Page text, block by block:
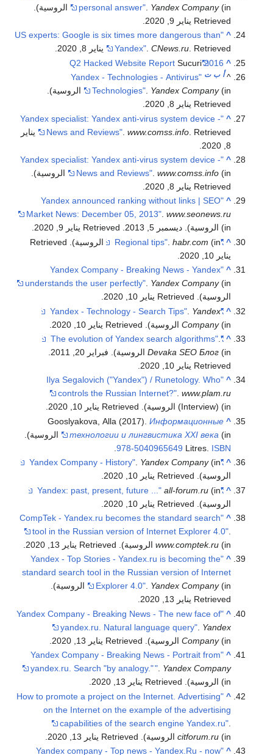
personal answer" Yandex Company(in الروسية)
.
Retrieved يناير 9, 2020
^
"US experts: Google is six times more dangerous than
Yandex".CNews.ru. Retrieved يناير 8, 2020
.
^
2016 Q2 Hacked Website Report
Sucuri
^أ ب ت
"Yandex - Technologies - Antivirus
Technologies". Yandex Company(in الروسية)
.
Retrieved يناير 8, 2020
.
^
"Yandex specialist: Yandex anti-virus system device -
News and Reviews" .www.comss.info
. Retrieved يناير
8, 2020
^
"Yandex specialist: Yandex anti-virus system device -
News and Reviews" .www.comss.info (in الروسية)
.
Retrieved يناير 8, 2020
^
"Yandex announced ranking without links | SEO
Market News: December 05, 2013".www.seonews.ru
(in الروسية). ديسمبر 5, 2013
. Retrieved يناير 9, 2020
.
^
"Regional tips"
.habr.com (in الروسية)
. Retrieved
يناير 10, 2020
^
"Yandex Company - Breaking News - Yandex
understands the user perfectly". Yandex Company(in
الروسية). Retrieved يناير 10, 2020
.
^
"Yandex - Technology - Search Tips"
Yandex
Company(in الروسية) . Retrieved يناير 10, 2020
^
"The evolution of Yandex search algorithms"
.
Devaka SEO Блог (in الروسية). فبراير 20, 2011
Retrieved يناير 10, 2020
^
"Ilya Segalovich ("Yandex") / Runetology. Who
controls the Russian Internet?".www.plam.ru
(Interview) (in الروسية)
. Retrieved يناير 10, 2020
.
^
Gooslyakova, Alla (2017).Информационные
технологии и лингвистика XXI века
(in الروسية).
Litres. ISBN
978-5040965649
.
^
"Yandex Company - History"
Yandex Company(in
الروسية). Retrieved يناير 10, 2020
^
"Yandex: past, present, future ..."
all-forum.ru (in
الروسية). Retrieved يناير 10, 2020
^
"CompTek - Yandex.ru becomes the standard search
tool in the Russian version of Internet Explorer 4.0"
www.comptek.ru (in الروسية) . Retrieved يناير 13, 2020
^
"Yandex - Top Stories - Yandex.ru is becoming the
standard search tool in the Russian version of Internet
Explorer 4.0". Yandex Company(in الروسية)
.
Retrieved يناير 13, 2020
.
^
"Yandex Company - Breaking News - The new face of
yandex.ru. Natural language query" Yandex
Company(in الروسية) . Retrieved يناير 13, 2020
^
"Yandex Company - Breaking News - Portrait from
yandex.ru. Search "by analogy."" Yandex Company
(in الروسية)
. Retrieved يناير 13, 2020
^
"How to promote a project on the Internet. Advertising
on the Internet on the example of the advertising
capabilities of the search engine Yandex.ru"
citforum.ru (in الروسية) . Retrieved يناير 13, 2020
^
"Yandex company - Top news - Yandex.Ru - now